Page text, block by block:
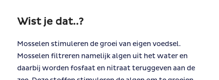
Wist je dat..?
Mosselen stimuleren de groei van eigen voedsel.
Mosselen filtreren namelijk algen uit het water en
daarbij worden fosfaat en nitraat teruggeven aan de